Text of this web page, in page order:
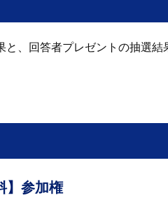
と、回答者プレゼントの抽選
】参加権